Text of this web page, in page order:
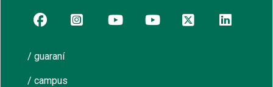
/ guaraní
/ campus